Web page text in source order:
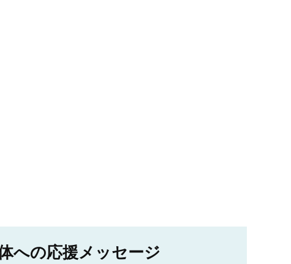
への応援メッセージ